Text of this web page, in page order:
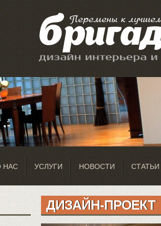
НАС УСЛУГИ НОВОСТИ СТАТЬИ
ДИЗАЙН-ПРОЕКТ